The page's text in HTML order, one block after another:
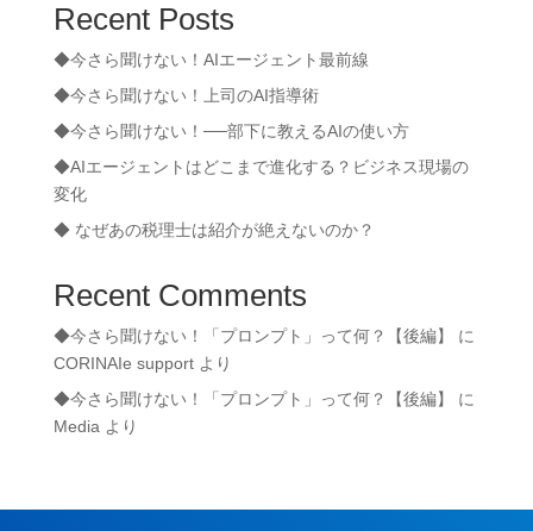
Recent Posts
◆今さら聞けない！AIエージェント最前線
◆今さら聞けない！上司のAI指導術
◆今さら聞けない！──部下に教えるAIの使い方
◆AIエージェントはどこまで進化する？ビジネス現場の
変化
◆ なぜあの税理士は紹介が絶えないのか？
Recent Comments
◆今さら聞けない！「プロンプト」って何？【後編】
に
CORINAIe supportより
◆今さら聞けない！「プロンプト」って何？【後編】
に
Media より